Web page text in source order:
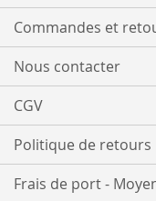
Commandes et
Nous contacter
CGV
Politique de retours
Frais de port -